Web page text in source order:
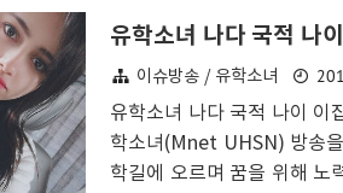
본명 이름은 올리네 튀폰
로 방송에서는 올린이
소녀 올린 나이는 2000년 9
이로 20세가 되었으며 노
으로 알려졌다. 유학소녀 올
53kg의 몸매를 바탕으로
비아 나
이 10년
어를 독
무 실력
웨덴으
이슈방송 / 유학소녀
유학소녀 나다 국적 나이 이
학소녀(Mnet UHSN) 방송
학길에 오르며 꿈을 위해 노